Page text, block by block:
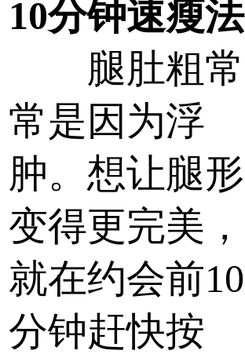
10分钟速瘦法
腿肚粗常
常是因为浮
肿。想让腿形
变得更完美，
就在约会前10
分钟赶快按